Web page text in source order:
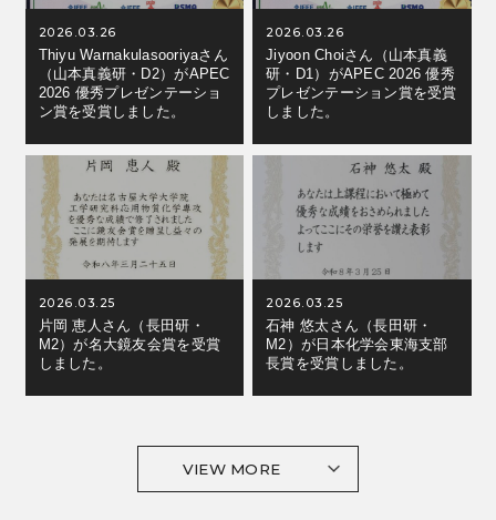
2026.03.26
Thiyu Warnakulasooriyaさん
（山本真義研・D2）がAPEC
2026 優秀プレゼンテーショ
ン賞を受賞しました。
2026.03.26
Jiyoon Choiさん（山本真義
研・D1）がAPEC 2026 優秀
プレゼンテーション賞を受賞
しました。
2026.03.25
片岡 恵人さん（長田研・
M2）が名大鏡友会賞を受賞
しました。
2026.03.25
石神 悠太さん（長田研・
M2）が日本化学会東海支部
長賞を受賞しました。
VIEW MORE